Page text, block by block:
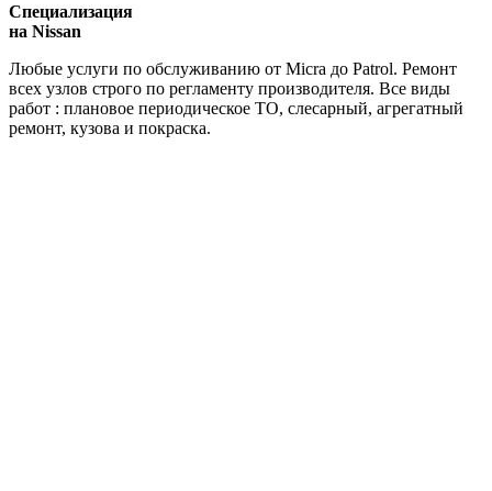
Специализация
на Nissan
Любые услуги по обслуживанию от Micra до Patrol. Ремонт
всех узлов строго по регламенту производителя. Все виды
работ : плановое периодическое ТО, слесарный, агрегатный
ремонт, кузова и покраска.